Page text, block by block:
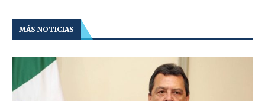
MÁS NOTICIAS